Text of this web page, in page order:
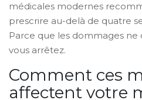
médicales modernes
prescrire au-delà de quatre
Parce que les dommages ne
vous arrêtez.
Comment ces
affectent votre